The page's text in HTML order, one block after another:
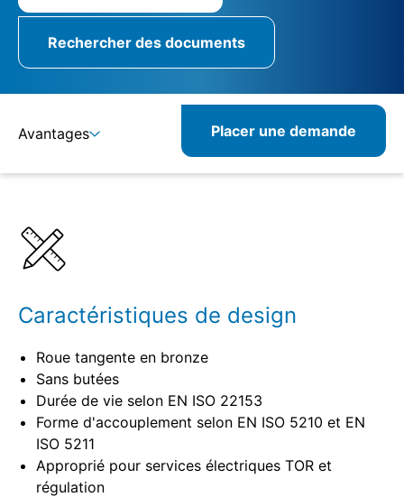
Rechercher des documents
Avantages Placer une demande
Caractéristiques de design
Roue tangente en bronze
Sans butées
Durée de vie selon EN ISO 22153
Forme d'accouplement selon EN ISO 5210 et EN
ISO 5211
Approprié pour services électriques TOR et
régulation